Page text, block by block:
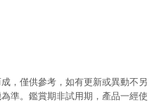
，僅供參考，如有更新或異動不另
準。鑑賞期非試用期，產品一經使